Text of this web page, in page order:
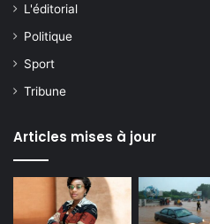
L'éditorial
Politique
Sport
Tribune
Articles mises à jour